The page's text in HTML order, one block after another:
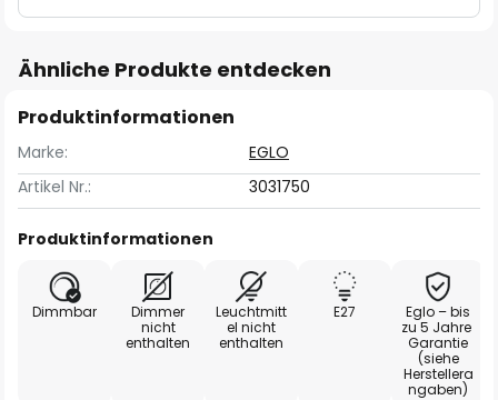
Ähnliche Produkte entdecken
Produktinformationen
Marke:
EGLO
Artikel Nr.:
3031750
Produktinformationen
Dimmbar
Dimmer
nicht
enthalten
Leuchtmitt
el nicht
enthalten
E27
Eglo – bis
zu 5 Jahre
Garantie
(siehe
Herstellera
ngaben)